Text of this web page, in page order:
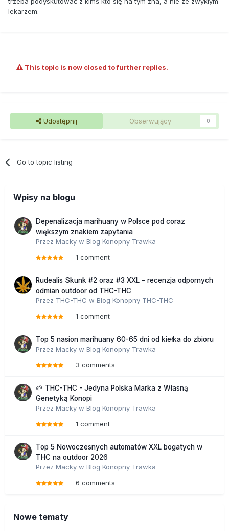
lekarzem.
This topic is now closed to further replies.
Udostępnij Obserwujący 0
Go to topic listing
Wpisy na blogu
Depenalizacja marihuany w Polsce pod coraz
większym znakiem zapytania
Przez Macky w Blog Konopny Trawka
1 comment
Rudealis Skunk #2 oraz #3 XXL – recenzja odpornych
odmian outdoor od THC-THC
Przez THC-THC w Blog Konopny THC-THC
1 comment
Top 5 nasion marihuany 60-65 dni od kiełka do zbioru
Przez Macky w Blog Konopny Trawka
3 comments
🌱 THC-THC - Jedyna Polska Marka z Własną
Genetyką Konopi
Przez Macky w Blog Konopny Trawka
1 comment
Top 5 Nowoczesnych automatów XXL bogatych w
THC na outdoor 2026
Przez Macky w Blog Konopny Trawka
6 comments
Nowe tematy